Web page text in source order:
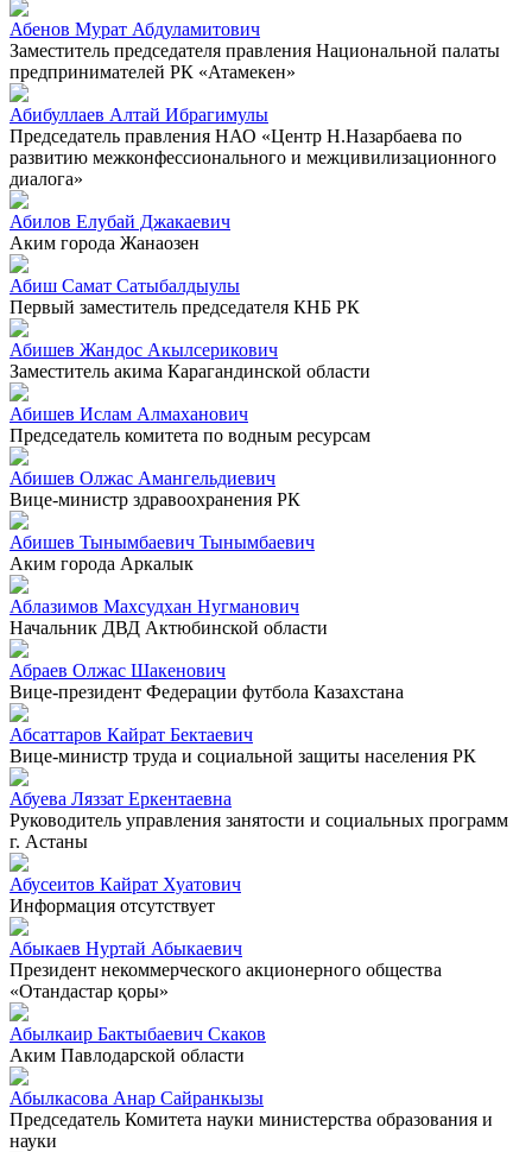
Абенов Мурат Абдуламитович
Заместитель председателя правления Национальной палаты
предпринимателей РК «Атамекен»
Абибуллаев Алтай Ибрагимулы
Председатель правления НАО «Центр Н.Назарбаева по
развитию межконфессионального и межцивилизационного
диалога»
Абилов Елубай Джакаевич
Аким города Жанаозен
Абиш Самат Сатыбалдыулы
Первый заместитель председателя КНБ РК
Абишев Жандос Акылсерикович
Заместитель акима Карагандинской области
Абишев Ислам Алмаханович
Председатель комитета по водным ресурсам
Абишев Олжас Амангельдиевич
Вице-министр здравоохранения РК
Абишев Тынымбаевич Тынымбаевич
Аким города Аркалык
Аблазимов Махсудхан Нугманович
Начальник ДВД Актюбинской области
Абраев Олжас Шакенович
Вице-президент Федерации футбола Казахстана
Абсаттаров Кайрат Бектаевич
Вице-министр труда и социальной защиты населения РК
Абуева Ляззат Еркентаевна
Руководитель управления занятости и социальных программ
г. Астаны
Абусеитов Кайрат Хуатович
Информация отсутствует
Абыкаев Нуртай Абыкаевич
Президент некоммерческого акционерного общества
«Отандастар қоры»
Абылкаир Бактыбаевич Скаков
Аким Павлодарской области
Абылкасова Анар Сайранкызы
Председатель Комитета науки министерства образования и
науки